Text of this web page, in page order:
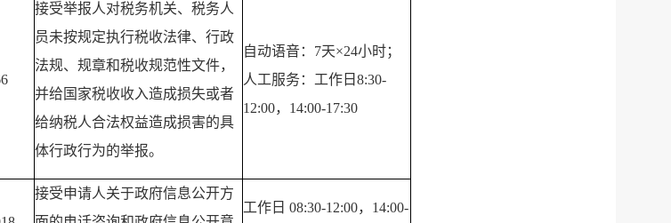
接受举报人对税务机关、税务人
员未按规定执行税收法律、行政
法规、规章和税收规范性文件，
并给国家税收收入造成损失或者
给纳税人合法权益造成损害的具
体行政行为的举报。
自动语音：7天×24小时；
人工服务：工作日8:30-
12:00，14:00-17:30
接受申请人关于政府信息公开方
工作日 08:30-12:00，14:00-